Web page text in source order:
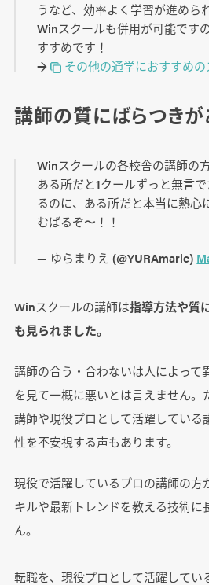
うなど、効率よく学習が進めら
Winスクールも併用が可能です
すすめです！
→
その他の通学におすすめ
講師の質にばらつき
Winスクールの各校舎の講師の
ある所だと1クールずっと無言
るのに、ある所だと本当に熱心
むばるぞ〜！！
— ゆらまりえ (@YURAmarie)
Winスクールの講師は指導方法や質
も見られました。
講師の合う・合わないは人によって
を見て一概に悪いとは言えません。
講師や現役プロとして活躍している
性を不安視する声もあります。
現役で活躍しているプロの講師の方
キルや最新トレンドを教える技術に
ん。
転職を、現役プロとして活躍してい